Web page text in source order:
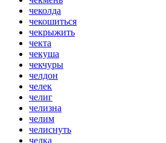
чеколда
чекошиться
чекрыжить
чекта
чекуша
чекчуры
челдон
челек
челиг
челизна
челим
челиснуть
челка